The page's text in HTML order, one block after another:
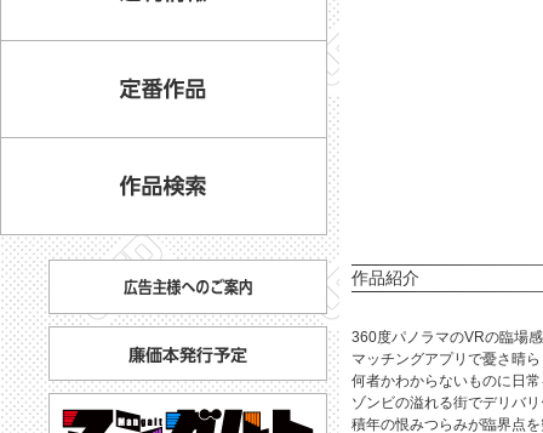
作品紹介
360度パノラマのVRの臨場
マッチングアプリで憂さ晴
何者かわからないものに日
ゾンビの溢れる街でデリバ
積年の恨みつらみが臨界点